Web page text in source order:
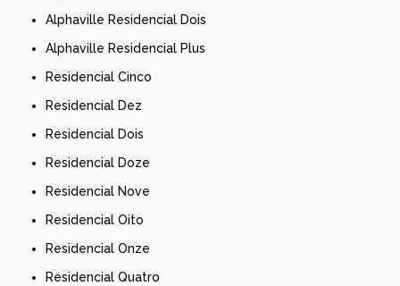
Alphaville Residencial Dois
Alphaville Residencial Plus
Residencial Cinco
Residencial Dez
Residencial Dois
Residencial Doze
Residencial Nove
Residencial Oito
Residencial Onze
Residencial Quatro